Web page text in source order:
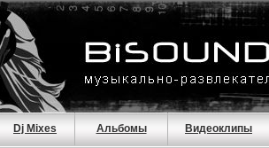
Dj Mixes Альбомы Видеоклипы